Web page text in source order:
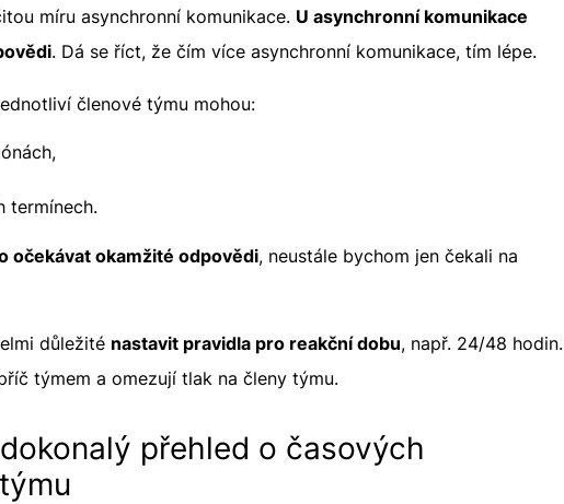
míru asynchronní komunikace. U asynchronní komunikace
. Dá se říct, že čím více asynchronní komunikace, tím lépe.
členové týmu mohou:
termínech.
očekávat okamžité odpovědi, neustále bychom jen čekali na
důležité nastavit pravidla pro reakční dobu, např. 24/48 hodin.
týmem a omezují tlak na členy týmu.
přehled o časových